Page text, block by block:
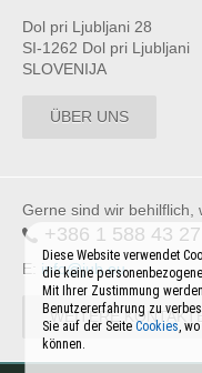
Dol pri Ljubljani 28
SI-1262 Dol pri Ljubljani
SLOVENIJA
ÜBER UNS
Gerne sind wir behilflich,
+386 1 588 43 27
E: info@jub.eu
WEITERE
Diese Website verwendet
die keine
Mit Ihrer Zustimmung
Benutzererfahrung zu
Sie auf der SeiteCookies,
können.